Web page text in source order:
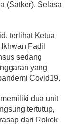
(Satker). Selasa
terlihat Ketua
Fadil
sedang
yang
Covid19.
dua unit
tertutup,
dari Rokok